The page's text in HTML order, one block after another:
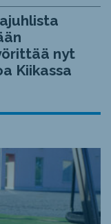
nyt
Kiikassa